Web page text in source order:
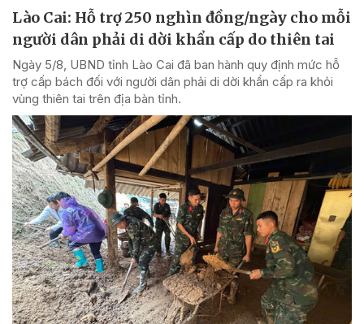
Lào Cai: Hỗ trợ 250 nghìn đồng/ngày cho mỗi
người dân phải di dời khẩn cấp do thiên tai
Ngày 5/8, UBND tỉnh Lào Cai đã ban hành quy định mức hỗ
trợ cấp bách đối với người dân phải di dời khẩn cấp ra khỏi
vùng thiên tai trên địa bàn tỉnh.